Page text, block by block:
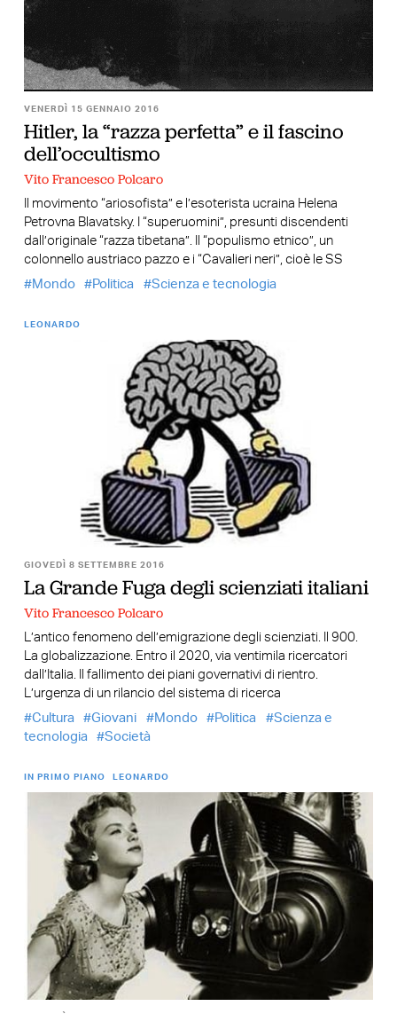
VENERDÌ 15 GENNAIO 2016
Hitler, la “razza perfetta” e il fascino
dell’occultismo
Vito Francesco Polcaro
Il movimento “ariosofista” e l’esoterista ucraina Helena
Petrovna Blavatsky. I “superuomini”, presunti discendenti
dall’originale “razza tibetana”. Il “populismo etnico”, un
colonnello austriaco pazzo e i “Cavalieri neri”, cioè le SS
Mondo
Politica Scienza e tecnologia
LEONARDO
GIOVEDÌ 8 SETTEMBRE 2016
La Grande Fuga degli scienziati italiani
Vito Francesco Polcaro
L’antico fenomeno dell’emigrazione degli scienziati. Il 900.
La globalizzazione. Entro il 2020, via ventimila ricercatori
dall’Italia. Il fallimento dei piani governativi di rientro.
L’urgenza di un rilancio del sistema di ricerca
Cultura
Giovani Mondo Politica
Scienza e
tecnologia
Società
IN PRIMO PIANO LEONARDO